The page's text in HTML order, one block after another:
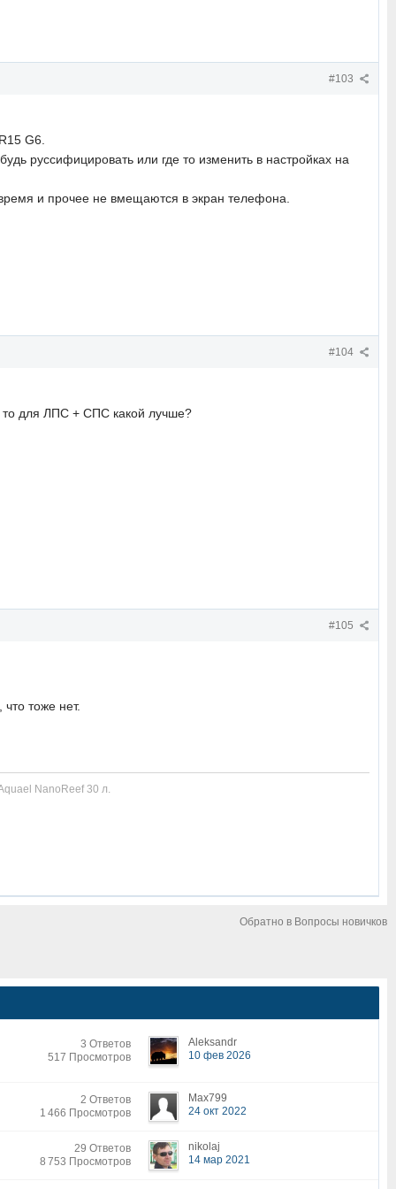
#103
G6.
руссифицировать или где то изменить в настройках на
и прочее не вмещаются в экран телефона.
#104
то для ЛПС + СПС какой лучше?
#105
тоже нет.
NanoReef 30 л.
Обратно в Вопросы новичков
3 Ответов
517 Просмотров
Aleksandr
10 фев 2026
2 Ответов
1 466 Просмотров
Max799
24 окт 2022
29 Ответов
8 753 Просмотров
nikolaj
14 мар 2021